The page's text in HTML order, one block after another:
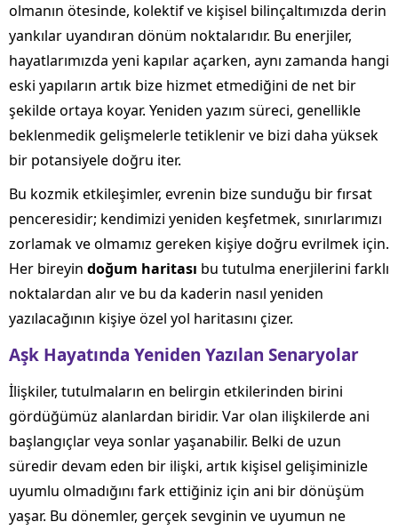
olmanın ötesinde, kolektif ve kişisel bilinçaltımızda derin
yankılar uyandıran dönüm noktalarıdır. Bu enerjiler,
hayatlarımızda yeni kapılar açarken, aynı zamanda hangi
eski yapıların artık bize hizmet etmediğini de net bir
şekilde ortaya koyar. Yeniden yazım süreci, genellikle
beklenmedik gelişmelerle tetiklenir ve bizi daha yüksek
bir potansiyele doğru iter.
Bu kozmik etkileşimler, evrenin bize sunduğu bir fırsat
penceresidir; kendimizi yeniden keşfetmek, sınırlarımızı
zorlamak ve olmamız gereken kişiye doğru evrilmek için.
Her bireyin doğum haritası bu tutulma enerjilerini farklı
noktalardan alır ve bu da kaderin nasıl yeniden
yazılacağının kişiye özel yol haritasını çizer.
Aşk Hayatında Yeniden Yazılan Senaryolar
İlişkiler, tutulmaların en belirgin etkilerinden birini
gördüğümüz alanlardan biridir. Var olan ilişkilerde ani
başlangıçlar veya sonlar yaşanabilir. Belki de uzun
süredir devam eden bir ilişki, artık kişisel gelişiminizle
uyumlu olmadığını fark ettiğiniz için ani bir dönüşüm
yaşar. Bu dönemler, gerçek sevginin ve uyumun ne